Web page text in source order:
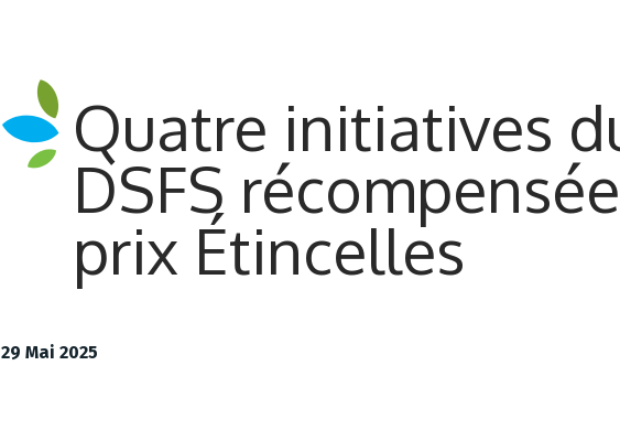
Quatre initiatives
DSFS
prix Étincelles
29 Mai 2025